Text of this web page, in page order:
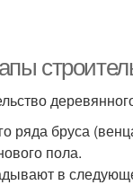
ряда бруса
пола.
в